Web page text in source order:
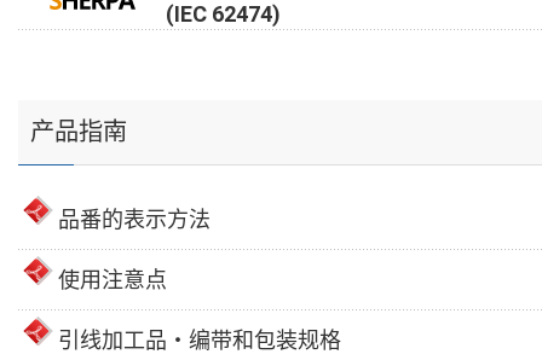
(IEC 62474)
产品指南
品番的表示方法
使用注意点
引线加工品・编带和包装规格